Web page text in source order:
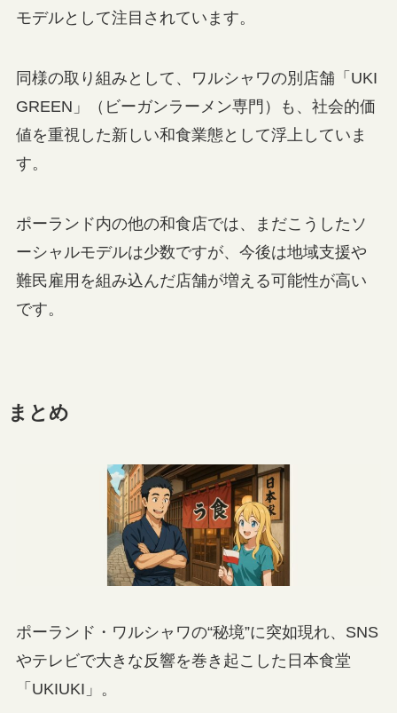
モデルとして注目されています。
同様の取り組みとして、ワルシャワの別店舗「UKI
GREEN」（ビーガンラーメン専門）も、社会的価
値を重視した新しい和食業態として浮上していま
す。
ポーランド内の他の和食店では、まだこうしたソ
ーシャルモデルは少数ですが、今後は地域支援や
難民雇用を組み込んだ店舗が増える可能性が高い
です。
まとめ
ポーランド・ワルシャワの“秘境”に突如現れ、SNS
やテレビで大きな反響を巻き起こした日本食堂
「UKIUKI」。